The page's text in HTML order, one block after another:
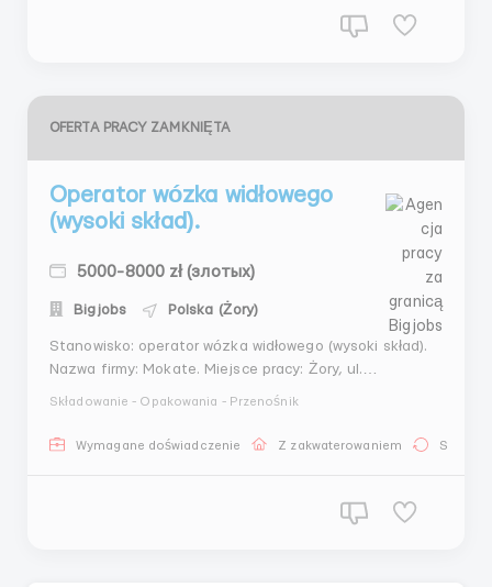
OFERTA PRACY ZAMKNIĘTA
Operator wózka widłowego
(wysoki skład).
5000-8000 zł (злотых)
Bigjobs Polska (Żory)
Stanowisko: operator wózka widłowego (wysoki skład).
Nazwa firmy: Mokate. Miejsce pracy: Żory, ul.
na podobnym stanowisku; - posiadanie UDT; - chęć do
Składowanie - Opakowania - Przenośnik
Wymagane doświadczenie Z zakwaterowaniem Stała